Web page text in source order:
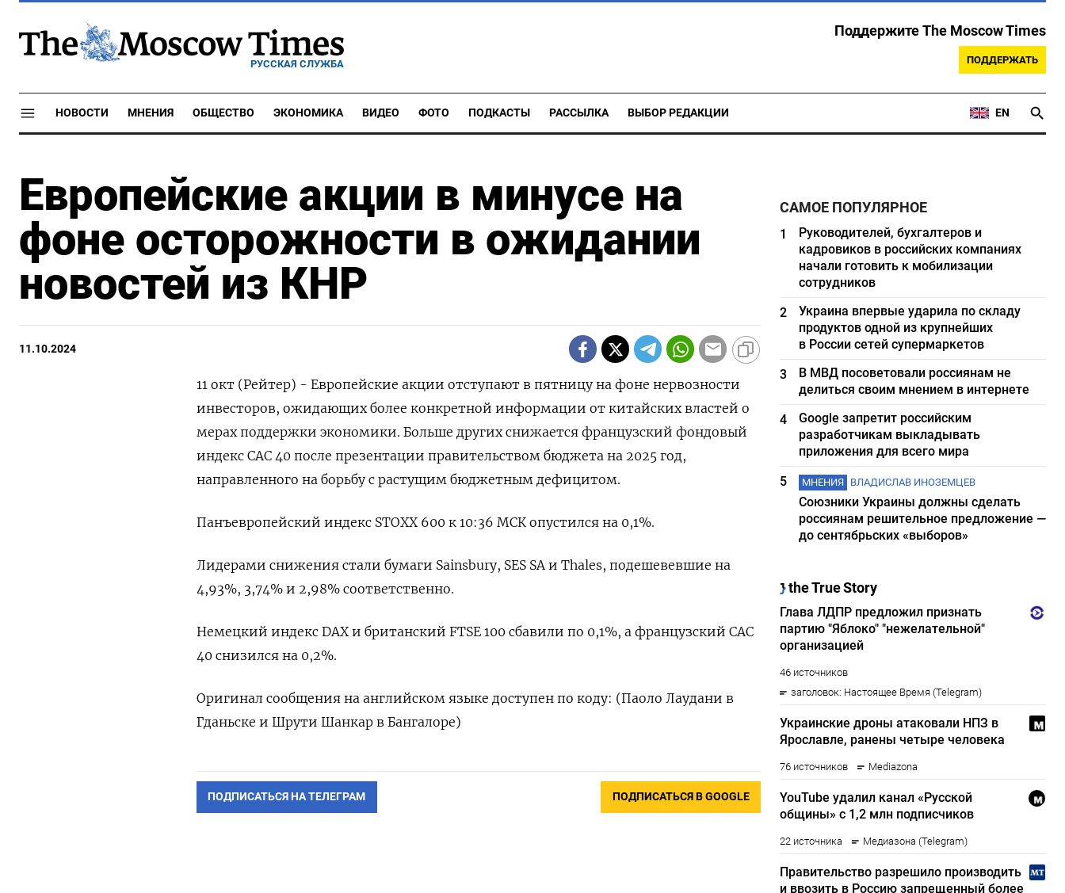
РУССКАЯ СЛУЖБА
Поддержите The Moscow Times
ПОДДЕРЖАТЬ
НОВОСТИ МНЕНИЯ ОБЩЕСТВО ЭКОНОМИКА ВИДЕО ФОТО ПОДКАСТЫ РАССЫЛКА ВЫБОР РЕДАКЦИИ EN
Европейские акции в минусе на
фоне осторожности в ожидании
новостей из КНР
11.10.2024
11 окт (Рейтер) - Европейские акции отступают в пятницу на фоне нервозности
инвесторов, ожидающих более конкретной информации от китайских властей о
мерах поддержки экономики. Больше других снижается французский фондовый
индекс CAC 40 после презентации правительством бюджета на 2025 год,
направленного на борьбу с растущим бюджетным дефицитом.
Панъевропейский индекс STOXX 600 к 10:36 МСК опустился на 0,1%.
Лидерами снижения стали бумаги Sainsbury, SES SA и Thales, подешевевшие на
4,93​%, 3,74% и 2,98% соответственно.
Немецкий индекс DAX и британский FTSE 100 сбавили по 0,1%, а французский CAC
40 снизился на 0,2%.
Оригинал сообщения на английском языке доступен по коду: (Паоло Лаудани в
Гданьске и Шрути Шанкар в Бангалоре)
ПОДПИСАТЬСЯ НА ТЕЛЕГРАМ ПОДПИСАТЬСЯ В GOOGLE
САМОЕ ПОПУЛЯРНОЕ
1
Руководителей, бухгалтеров и
кадровиков в российских компаниях
начали готовить к мобилизации
сотрудников
2
Украина впервые ударила по складу
продуктов одной из крупнейших
в России сетей супермаркетов
3
В МВД посоветовали россиянам не
делиться своим мнением в интернете
4
Google запретит российским
разработчикам выкладывать
приложения для всего мира
5
МНЕНИЯ ВЛАДИСЛАВ ИНОЗЕМЦЕВ
Союзники Украины должны сделать
россиянам решительное предложение —
до сентябрьских «выборов»